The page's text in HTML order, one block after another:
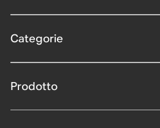
Categorie
Prodotto